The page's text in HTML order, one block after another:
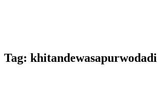
Tag: khitandewasapurwodadi